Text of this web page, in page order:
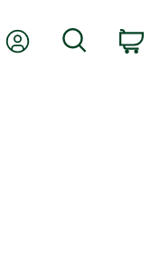
내 계정